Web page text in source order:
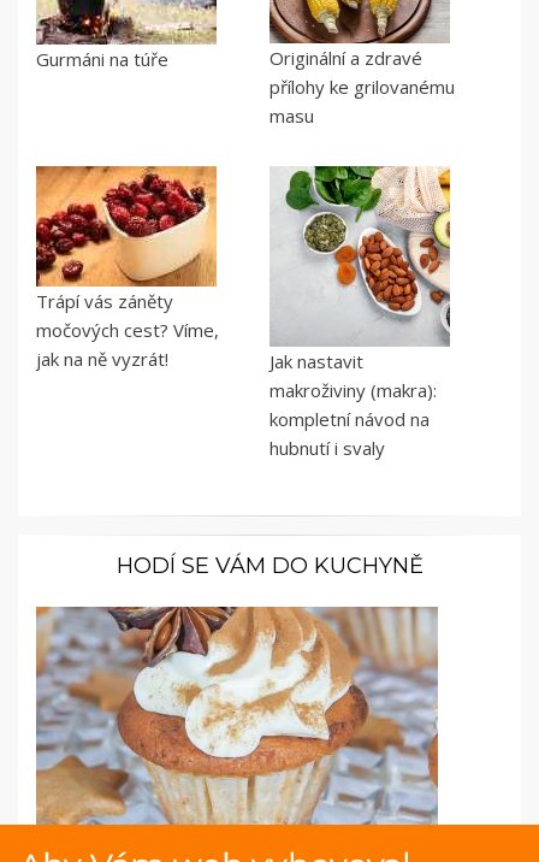
Gurmáni na túře
Originální a zdravé
přílohy ke grilovanému
masu
Trápí vás záněty
močových cest? Víme,
jak na ně vyzrát!
Jak nastavit
makroživiny (makra):
kompletní návod na
hubnutí i svaly
HODÍ SE VÁM DO KUCHYNĚ